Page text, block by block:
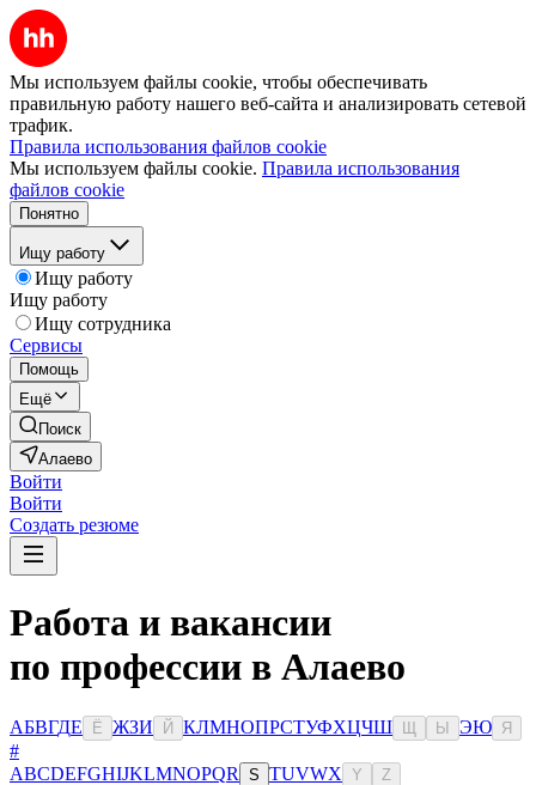
Мы используем файлы cookie, чтобы обеспечивать
правильную работу нашего веб-сайта и анализировать сетевой
трафик.
Правила использования файлов cookie
Мы используем файлы cookie. Правила использования
файлов cookie
Понятно
Ищу работу
Ищу работу
Ищу работу
Ищу сотрудника
Сервисы
Помощь
Ещё
Поиск
Алаево
Войти
Войти
Создать резюме
Работа и вакансии
по профессии в Алаево
АБВГДЕ Ё ЖЗИ Й КЛМНОПРСТУФХЦЧШ Ы ЭЮ Я
#
ABCDEFGHIJKLMNOPQR S TUVWX Y Z